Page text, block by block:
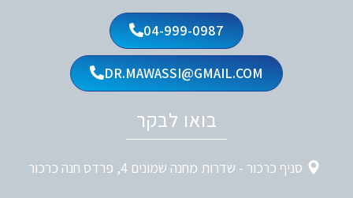
04-999-0987
DR.MAWASSI@GMAIL.COM
בואו לבקר
סניף כרכור - שדרות מחנה שמונים 4, פרדס חנה כרכור